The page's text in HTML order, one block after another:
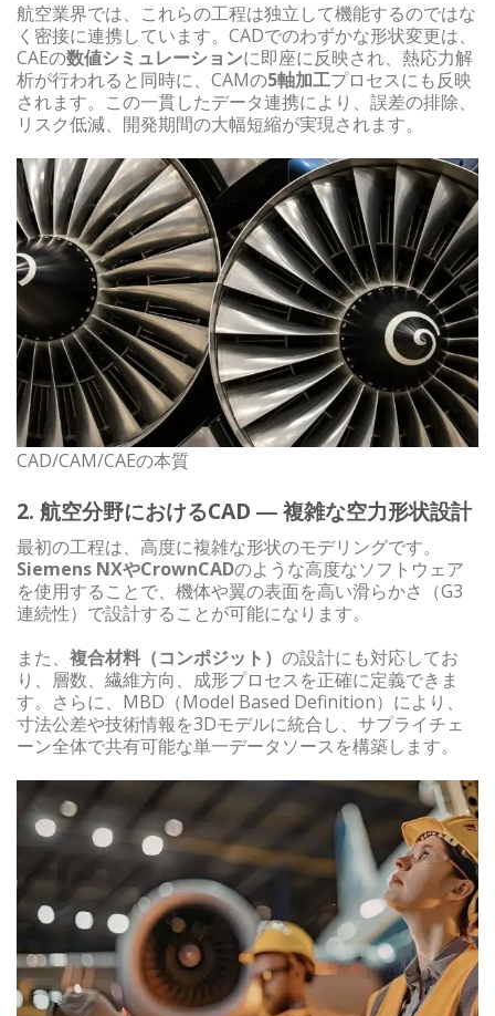
航空業界では、これらの工程は独立して機能するのではな
く密接に連携しています。CADでのわずかな形状変更は、
CAEの数値シミュレーションに即座に反映され、熱応力解
析が行われると同時に、CAMの5軸加工プロセスにも反映
されます。この一貫したデータ連携により、誤差の排除、
リスク低減、開発期間の大幅短縮が実現されます。
CAD/CAM/CAEの本質
2. 航空分野におけるCAD ― 複雑な空力形状設計
最初の工程は、高度に複雑な形状のモデリングです。
Siemens NXやCrownCADのような高度なソフトウェア
を使用することで、機体や翼の表面を高い滑らかさ（G3
連続性）で設計することが可能になります。
また、 複合材料（コンポジット） の設計にも対応してお
り、層数、繊維方向、成形プロセスを正確に定義できま
す。さらに、MBD（Model Based Definition）により、
寸法公差や技術情報を3Dモデルに統合し、サプライチェ
ーン全体で共有可能な単一データソースを構築します。